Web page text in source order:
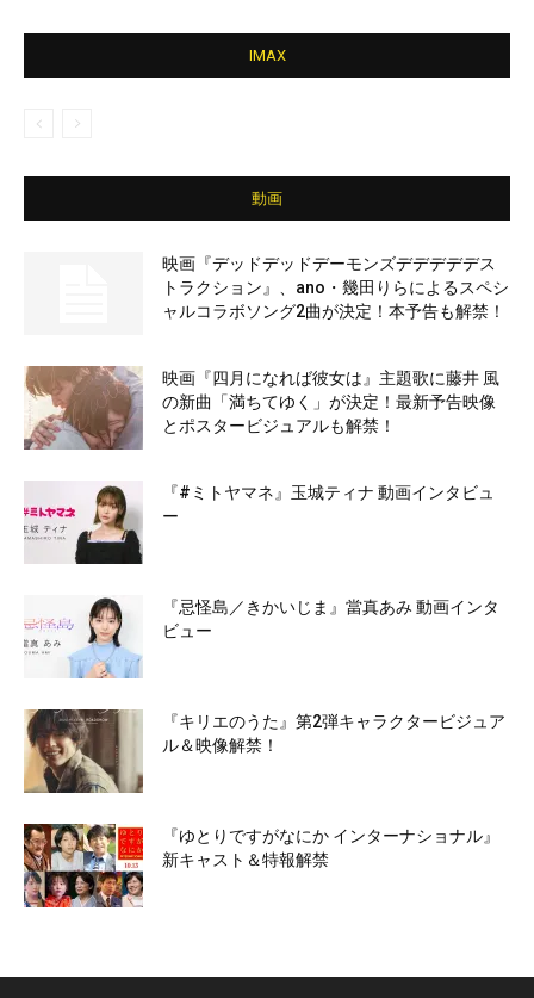
IMAX
動画
映画『デッドデッドデーモンズデデデデデス
トラクション』、ano・幾田りらによるスペシ
ャルコラボソング2曲が決定！本予告も解禁！
映画『四月になれば彼女は』主題歌に藤井 風
の新曲「満ちてゆく」が決定！最新予告映像
とポスタービジュアルも解禁！
『#ミトヤマネ』玉城ティナ 動画インタビュ
ー
『忌怪島／きかいじま』當真あみ 動画インタ
ビュー
『キリエのうた』第2弾キャラクタービジュア
ル＆映像解禁！
『ゆとりですがなにか インターナショナル』
新キャスト＆特報解禁